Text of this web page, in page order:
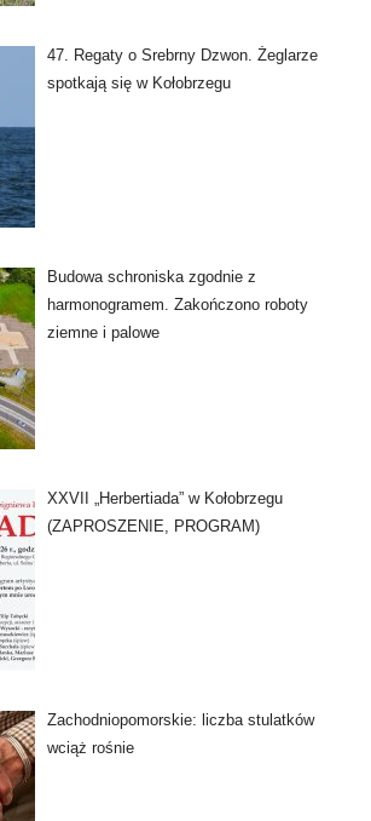
47. Regaty o Srebrny Dzwon. Żeglarze
spotkają się w Kołobrzegu
Budowa schroniska zgodnie z
harmonogramem. Zakończono roboty
ziemne i palowe
XXVII „Herbertiada” w Kołobrzegu
(ZAPROSZENIE, PROGRAM)
Zachodniopomorskie: liczba stulatków
wciąż rośnie